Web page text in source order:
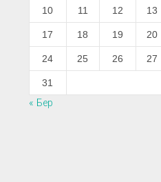
10 11 12 13
17 18 19 20
24 25 26 27
31
« Бер